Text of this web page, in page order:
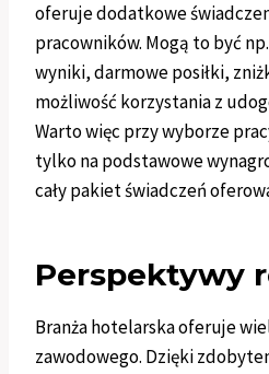
oferuje dodatkowe
pracowników. Mogą to być
wyniki, darmowe posiłki,
możliwość korzystania z
Warto więc przy wyborze
tylko na podstawowe
cały pakiet świadczeń
Perspektywy
Branża hotelarska oferuje
zawodowego. Dzięki